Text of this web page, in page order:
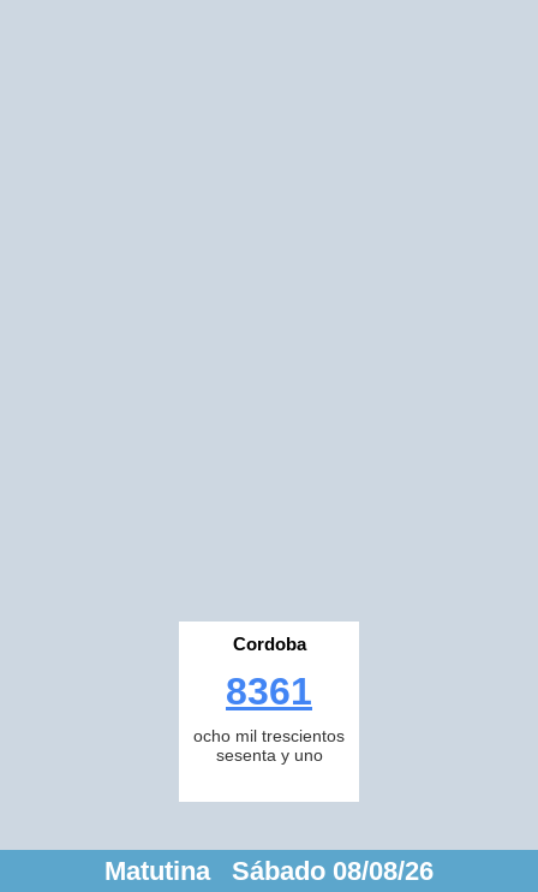
Cordoba
8361
ocho mil trescientos
sesenta y uno
Matutina Sábado 08/08/26